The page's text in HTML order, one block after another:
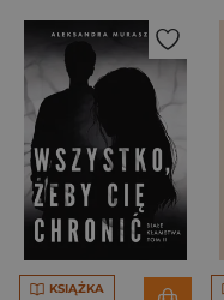
KSIĄŻKA